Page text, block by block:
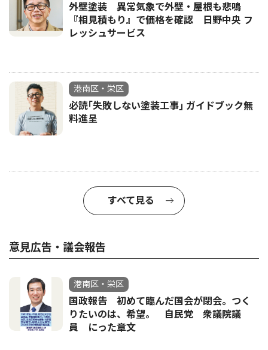
外壁塗装 異常気象で外壁・屋根も悲鳴
『相見積もり』で価格を確認 日野中央 フ
レッシュサービス
港南区・栄区
必読｢失敗しない塗装工事｣ ガイドブック無
料進呈
すべて見る
意見広告・議会報告
港南区・栄区
国政報告 初めて臨んだ国会が閉会。つく
りたいのは、希望。 自民党 衆議院議
員 にった章文